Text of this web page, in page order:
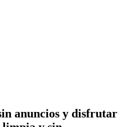
anuncios y disfrutar